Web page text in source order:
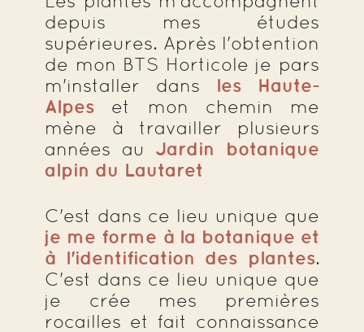
depuis mes études
supérieures. Après l'obtention
de mon BTS Horticole je pars
m'installer dans les Haute-
Alpes et mon chemin me
mène à travailler plusieurs
années au Jardin botanique
alpin du Lautaret
C'est dans ce lieu unique que
je me forme à la botanique et
à l'identification des plantes.
C'est dans ce lieu unique que
je crée mes premières
rocailles et fait connaissance